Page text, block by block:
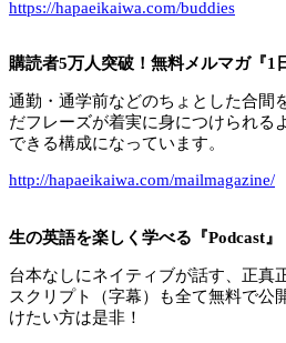
https://hapaeikaiwa.com/buddies
購読者5万人突破！無料メルマガ『1
通勤・通学前などのちょとした合間
だフレーズが着実に身につけられる
できる構成になっています。
http://hapaeikaiwa.com/mailmagazine/
生の英語を楽しく学べる『Podcast』
台本なしにネイティブが話す、正真
スクリプト（字幕）も全て無料で公
けたい方は是非！